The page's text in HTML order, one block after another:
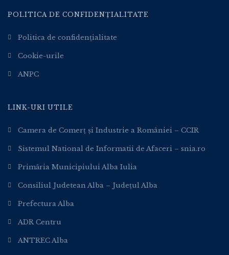
POLITICA DE CONFIDENȚIALITATE
Politica de confidențialitate
Cookie-urile
ANPC
LINK-URI UTILE
Camera de Comerț și Industrie a României – CCIR
Sistemul National de Informatii de Afaceri – snia.ro
Primăria Municipiului Alba Iulia
Consiliul Judetean Alba – Județul Alba
Prefectura Alba
ADR Centru
ANTREC Alba